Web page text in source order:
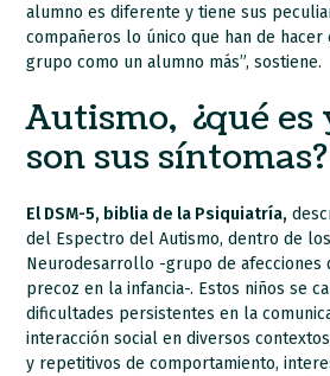
alumno es diferente y tiene sus
compañeros lo único que han de
grupo como un alumno más”, sostiene.
Autismo, ¿qué es
son sus síntomas?
El DSM-5, biblia de la Psiquiatría,
del Espectro del Autismo, dentro de
Neurodesarrollo -grupo de afecciones
precoz en la infancia-. Estos niños se
dificultades persistentes en la
interacción social en diversos
y repetitivos de comportamiento,